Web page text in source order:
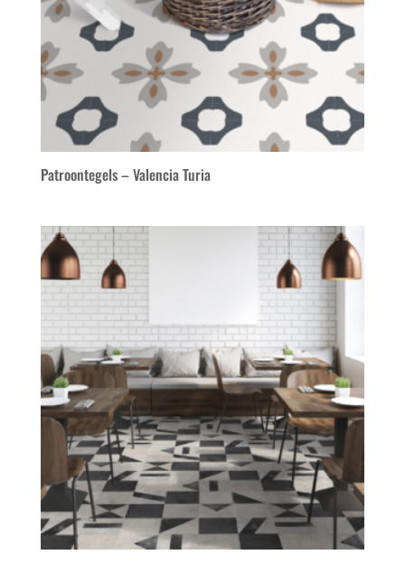
Patroontegels – Valencia Turia